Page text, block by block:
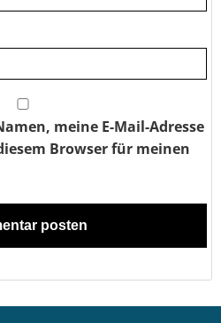
meine E-Mail-Adresse
Browser für meinen